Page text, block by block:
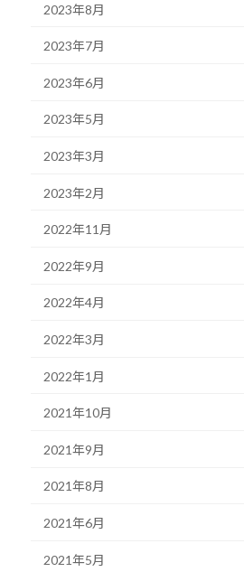
2023年8月
2023年7月
2023年6月
2023年5月
2023年3月
2023年2月
2022年11月
2022年9月
2022年4月
2022年3月
2022年1月
2021年10月
2021年9月
2021年8月
2021年6月
2021年5月